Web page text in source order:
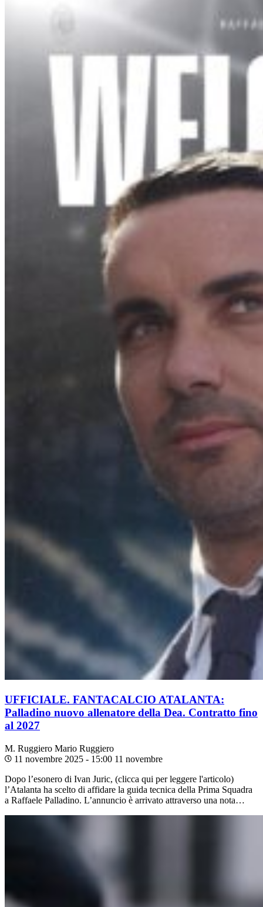
UFFICIALE. FANTACALCIO ATALANTA:
Palladino nuovo allenatore della Dea. Contratto fino
al 2027
M. Ruggiero Mario Ruggiero
11 novembre 2025 - 15:00 11 novembre
Dopo l’esonero di Ivan Juric, (clicca qui per leggere l'articolo)
l’Atalanta ha scelto di affidare la guida tecnica della Prima Squadra
a Raffaele Palladino. L’annuncio è arrivato attraverso una nota…